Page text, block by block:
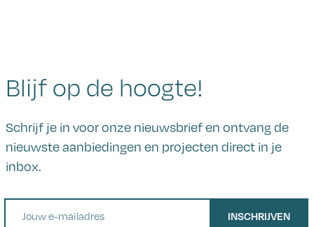
Blijf op de hoogte!
Schrijf je in voor onze nieuwsbrief en ontvang de
nieuwste aanbiedingen en projecten direct in je
inbox.
INSCHRIJVEN